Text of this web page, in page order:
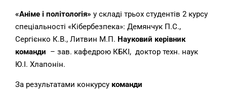
«Аніме і політологія» у складі трьох студентів 2 курсу
спеціальності «Кібербезпека»: Демянчук П.С.,
Сергієнко К.В., Литвин М.П. Науковий керівник
команди – зав. кафедрою КБКІ, доктор техн. наук
Ю.І. Хлапонін.
За результатами конкурсу команди